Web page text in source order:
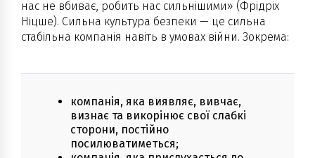
нас не вбиває, робить нас сильнішими» (Фрідріх
Ніцше). Сильна культура безпеки — це сильна
стабільна компанія навіть в умовах війни. Зокрема:
компанія, яка виявляє, вивчає,
визнає та викорінює свої слабкі
сторони, постійно
посилюватиметься;